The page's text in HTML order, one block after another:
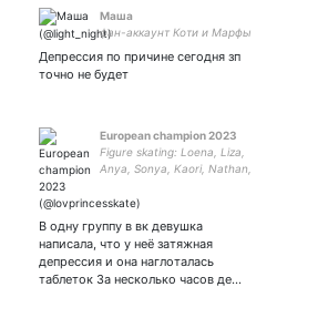
Маша
фан-аккаунт Коти и Марфы
Депрессия по причине сегодня зп
точно не будет
European champion 2023
Figure skating: Loena, Liza,
Anya, Sonya, Kaori, Nathan,
Nastya, Aliona// British Royal
Wales
В одну группу в вк девушка
написала, что у неё затяжная
депрессия и она наглоталась
таблеток За несколько часов де…